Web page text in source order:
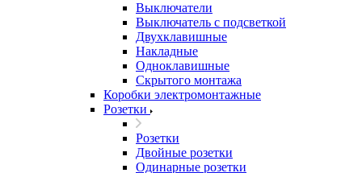
Выключатели
Выключатель с подсветкой
Двухклавишные
Накладные
Одноклавишные
Скрытого монтажа
Коробки электромонтажные
Розетки
Розетки
Двойные розетки
Одинарные розетки